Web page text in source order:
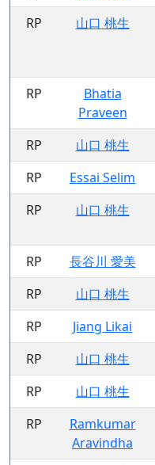
RP
山口 桃生
RP
Bhatia
Praveen
RP 山口 桃生
RP
Essai Selim
RP
山口 桃生
RP
長谷川 愛美
RP
山口 桃生
RP
Jiang Likai
RP
山口 桃生
RP
山口 桃生
RP
Ramkumar
Aravindha